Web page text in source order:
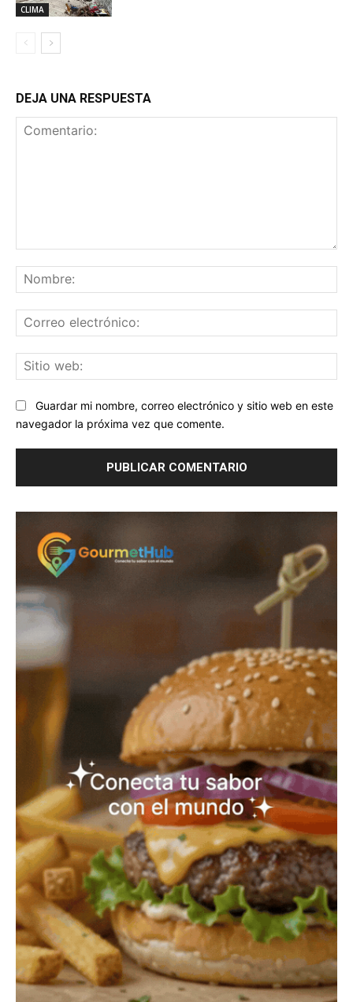
CLIMA
DEJA UNA RESPUESTA
Guardar mi nombre, correo electrónico y sitio web en este
navegador la próxima vez que comente.